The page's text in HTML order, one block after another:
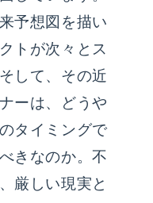
予想図を描い
トが次々とス
して、その近
ーは、どうや
タイミングで
きなのか。不
厳しい現実と